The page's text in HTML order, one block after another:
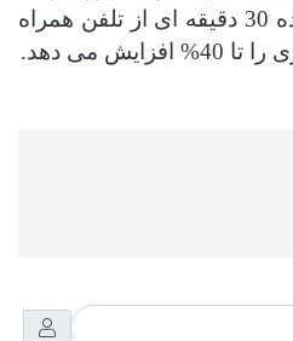
نشان می دهند که استفاده 30 دقیقه ای از تلفن همراه
می دهد.